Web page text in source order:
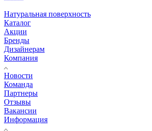
Натуральная поверхность
Каталог
Акции
Бренды
Дизайнерам
Компания
Новости
Команда
Партнеры
Отзывы
Вакансии
Информация